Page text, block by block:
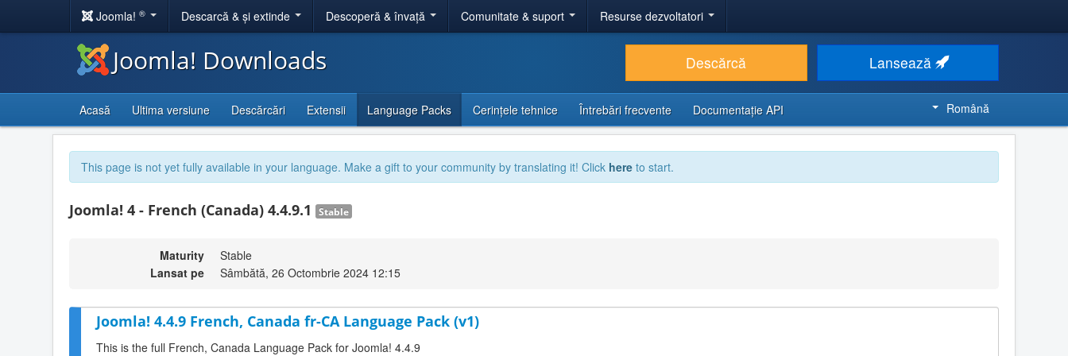
Joomla! ® Descarcă & și extinde Descoperă & învață Comunitate & suport Resurse dezvoltatori
Joomla! Downloads Descărcă Lansează
Acasă Ultima versiune Descărcări Extensii Language Packs Cerințele tehnice Întrebări frecvente Documentaţie API Română
This page is not yet fully available in your language. Make a gift to your community by translating it! Click here to start.
Joomla! 4 - French (Canada) 4.4.9.1 Stable
Maturity
Stable
Lansat pe
Sâmbătă, 26 Octombrie 2024 12:15
Joomla! 4.4.9 French, Canada fr-CA Language Pack (v1)
This is the full French, Canada Language Pack for Joomla! 4.4.9